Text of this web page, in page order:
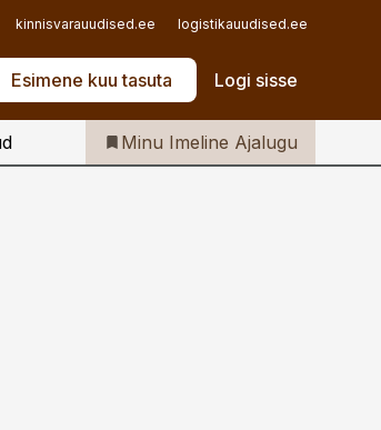
kinnisvarauudised.ee logistikauudised.ee
Esimene kuu tasuta Logi sisse
Iseteenindus
Telli Imeline Ajalugu
Minu Imeline Ajalugu